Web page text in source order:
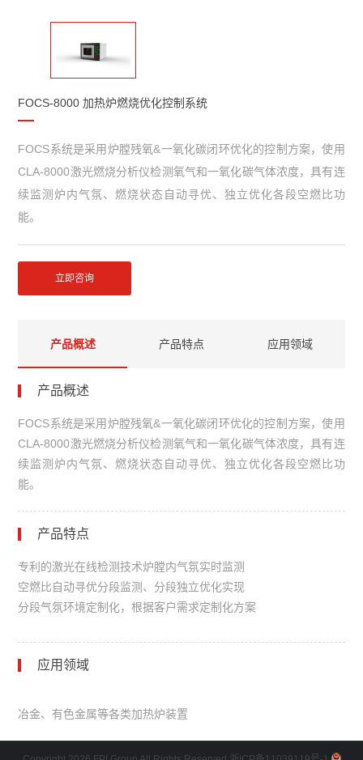
FOCS-8000 加热炉燃烧优化控制系统
FOCS系统是采用炉膛残氧&一氧化碳闭环优化的控制方案，使用
CLA-8000激光燃烧分析仪检测氧气和一氧化碳气体浓度，具有连
续监测炉内气氛、燃烧状态自动寻优、独立优化各段空燃比功
能。
立即咨询
产品概述 产品特点 应用领域
产品概述
FOCS系统是采用炉膛残氧&一氧化碳闭环优化的控制方案，使用
CLA-8000激光燃烧分析仪检测氧气和一氧化碳气体浓度，具有连
续监测炉内气氛、燃烧状态自动寻优、独立优化各段空燃比功
能。
产品特点
专利的激光在线检测技术炉膛内气氛实时监测
空燃比自动寻优分段监测、分段独立优化实现
分段气氛环境定制化，根据客户需求定制化方案
应用领域
冶金、有色金属等各类加热炉装置